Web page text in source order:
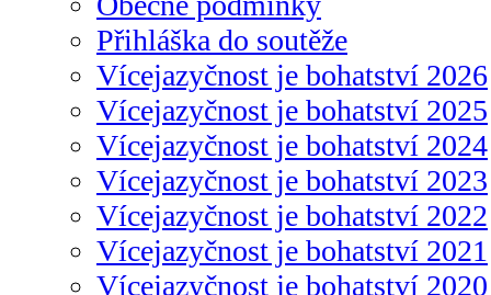
Přihláška do soutěže
Vícejazyčnost je bohatství 2026
Vícejazyčnost je bohatství 2025
Vícejazyčnost je bohatství 2024
Vícejazyčnost je bohatství 2023
Vícejazyčnost je bohatství 2022
Vícejazyčnost je bohatství 2021
Vícejazyčnost je bohatství 2020